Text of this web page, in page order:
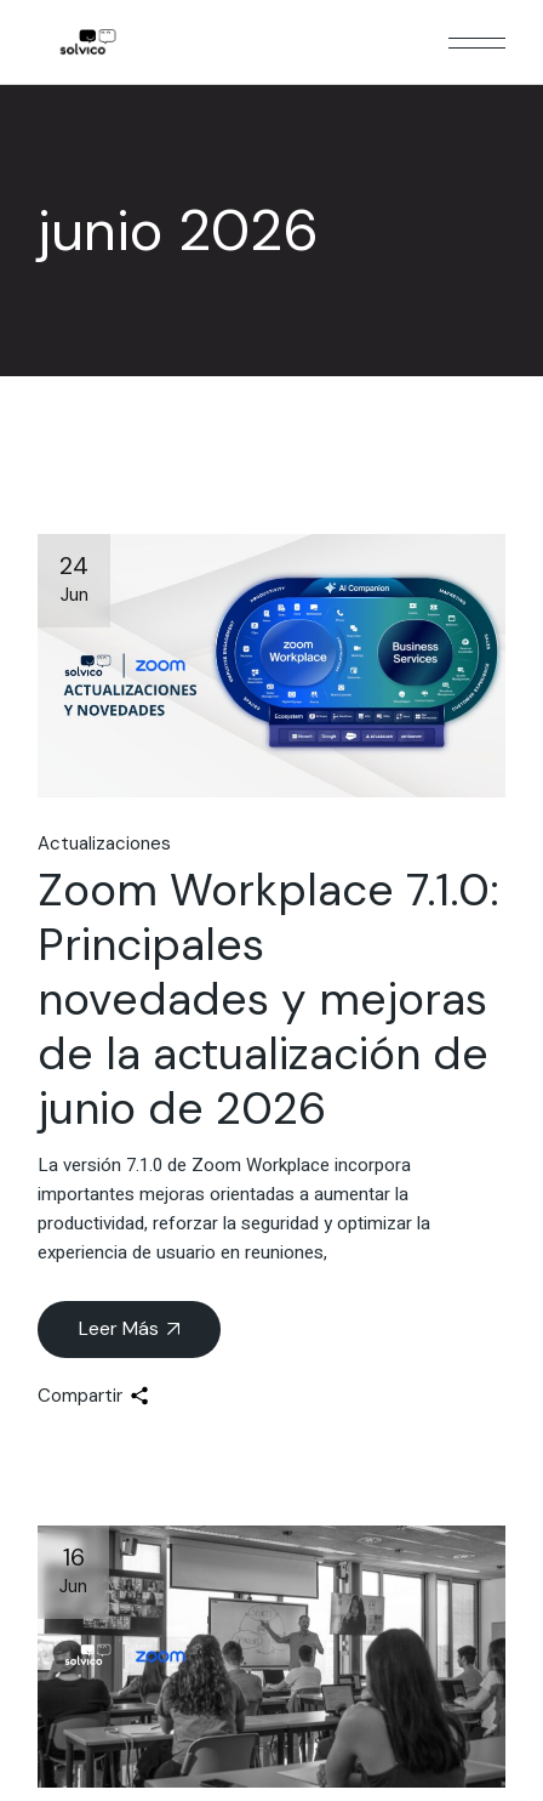
content
junio 2026
24
Jun
Actualizaciones
Zoom Workplace 7.1.0:
Principales
novedades y mejoras
de la actualización de
junio de 2026
La versión 7.1.0 de Zoom Workplace incorpora
importantes mejoras orientadas a aumentar la
productividad, reforzar la seguridad y optimizar la
experiencia de usuario en reuniones,
Leer Más
Compartir
16
Jun